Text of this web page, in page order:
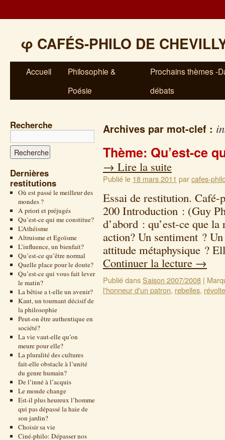
φ CAFÉS-PHILO DE
Accueil
Philosophie &
Poésie
Prochains thèmes -
débats
Recherche
Dernières
restitutions
Où est passé le meilleur des
mondes ?
A priori et préjugés
Qu’est-ce qui me constitue?
L’Athéisme
Altruisme et Egoïsme
L’influence, un bienfait?
Qu’est-ce qu’être normal
Quelle place pour le doute?
Qu’est-ce qui vous fait lever
le matin?
La bêtise a t-elle un avenir?
Kant, un tournant décisif de
la philosophie
Peut-on être authentique en
société?
La vie vaut-elle qu’on
meure pour elle?
La pluralité des cultures
fait-elle obstacle à l’unité
du genre humain?
De l’inné à l’acquis
Le monde change
Est-il plus heureux l’homme
qui pas dépassé la haie de
son jardin?
Choisir sa vie
Ciné-philo: Dépasser nos
Archives par mot-clef :
Thème: Qu’est-ce
→ Lire la suite
Publié le 18 mars 2011 parcafes-
Essai de restitution. Café-
200 Introduction : (Guy
d’abord : qu’est-ce que
action? Un sentiment ?
attitude métaphysique ?
Continuer la lecture →
Publié dansSaison 2007/2008 |
l'honneur d'un patron, rebelles, révolte